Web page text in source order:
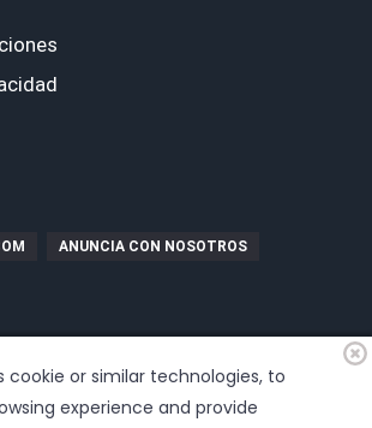
ANUNCIA CON NOSOTROS
cookie or similar technologies, to
experience and provide